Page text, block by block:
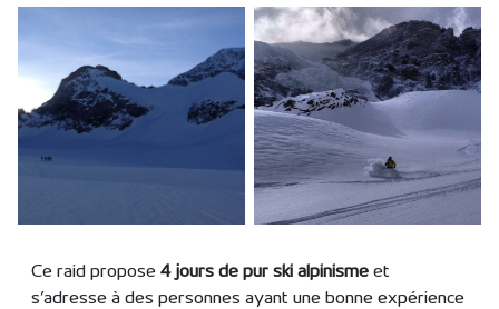
Ce raid propose 4 jours de pur ski alpinisme et
s’adresse à des personnes ayant une bonne expérience